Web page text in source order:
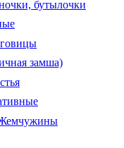
бутылочки
замша)